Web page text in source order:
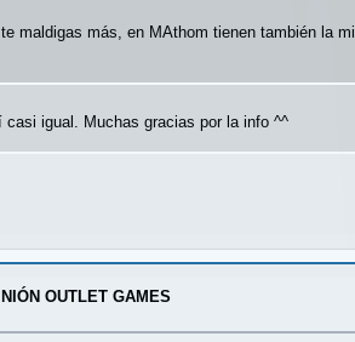
maldigas más, en MAthom tienen también la
igual. Muchas gracias por la info ^^
OUTLET GAMES